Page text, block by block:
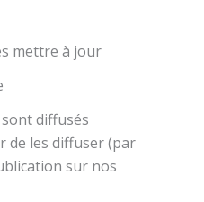
mettre à jour
diffusés
de les diffuser (par
sur nos